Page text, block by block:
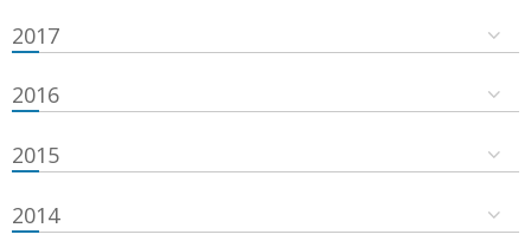
2017
2016
2015
2014